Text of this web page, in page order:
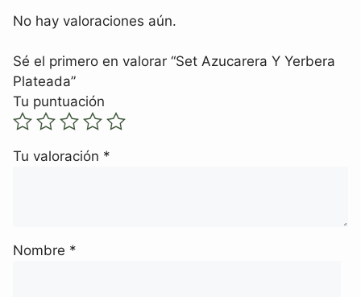
No hay valoraciones aún.
Sé el primero en valorar “Set Azucarera Y Yerbera
Plateada”
Tu puntuación
Tu valoración *
Nombre *